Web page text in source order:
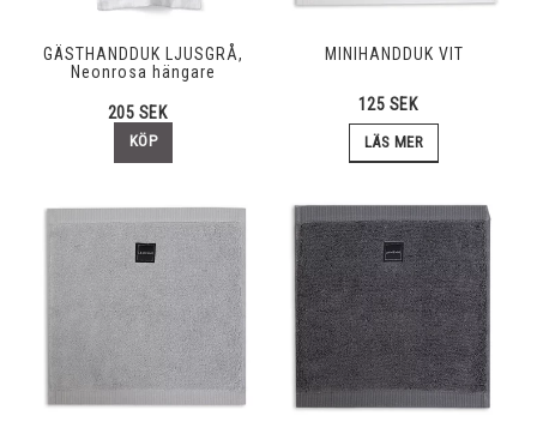
GÄSTHANDDUK LJUSGRÅ,
Neonrosa hängare
205 SEK
KÖP
MINIHANDDUK VIT
125 SEK
LÄS MER